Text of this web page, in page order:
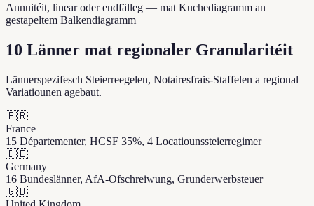
Annuitéit, linear oder endfälleg — mat Kuchediagramm an
gestapeltem Balkendiagramm
10 Länner mat regionaler Granularitéit
Lännerspezifesch Steierreegelen, Notairesfrais-Staffelen a regional
Variatiounen agebaut.
🇫🇷
France
15 Départementer, HCSF 35%, 4 Locatiounssteierregimer
🇩🇪
Germany
16 Bundeslänner, AfA-Ofschreiwung, Grunderwerbsteuer
🇬🇧